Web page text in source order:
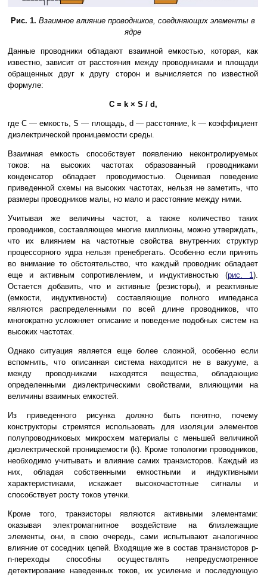
Рис. 1. Взаимное влияние проводников, соединяющих элементы в
ядре
Данные проводники обладают взаимной емкостью, которая, как
известно, зависит от расстояния между проводниками и площади
обращенных друг к другу сторон и вычисляется по известной
формуле:
C = k × S / d,
где С — емкость, S — площадь, d — расстояние, k — коэффициент
диэлектрической проницаемости среды.
Взаимная емкость способствует появлению неконтролируемых
токов: на высоких частотах образованный проводниками
конденсатор обладает проводимостью. Оценивая поведение
приведенной схемы на высоких частотах, нельзя не заметить, что
размеры проводников малы, но мало и расстояние между ними.
Учитывая же величины частот, а также количество таких
проводников, составляющее многие миллионы, можно утверждать,
что их влиянием на частотные свойства внутренних структур
процессорного ядра нельзя пренебрегать. Особенно если принять
во внимание то обстоятельство, что каждый проводник обладает
еще и активным сопротивлением, и индуктивностью (рис. 1).
Остается добавить, что и активные (резисторы), и реактивные
(емкости, индуктивности) составляющие полного импеданса
являются распределенными по всей длине проводников, что
многократно усложняет описание и поведение подобных систем на
высоких частотах.
Однако ситуация является еще более сложной, особенно если
вспомнить, что описанная система находится не в вакууме, а
между проводниками находятся вещества, обладающие
определенными диэлектрическими свойствами, влияющими на
величины взаимных емкостей.
Из приведенного рисунка должно быть понятно, почему
конструкторы стремятся использовать для изоляции элементов
полупроводниковых микросхем материалы с меньшей величиной
диэлектрической проницаемости (k). Кроме топологии проводников,
необходимо учитывать и влияние самих транзисторов. Каждый из
них, обладая собственными емкостными и индуктивными
характеристиками, искажает высокочастотные сигналы и
способствует росту токов утечки.
Кроме того, транзисторы являются активными элементами:
оказывая электромагнитное воздействие на близлежащие
элементы, они, в свою очередь, сами испытывают аналогичное
влияние от соседних цепей. Входящие же в состав транзисторов p-
n-переходы способны осуществлять непредусмотренное
детектирование наведенных токов, их усиление и последующую